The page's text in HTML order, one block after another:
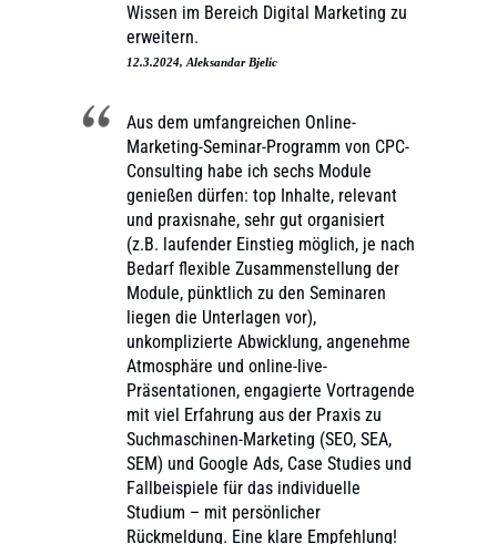
Wissen im Bereich Digital Marketing zu
erweitern.
12.3.2024, Aleksandar Bjelic
Aus dem umfangreichen Online-
Marketing-Seminar-Programm von CPC-
Consulting habe ich sechs Module
genießen dürfen: top Inhalte, relevant
und praxisnahe, sehr gut organisiert
(z.B. laufender Einstieg möglich, je nach
Bedarf flexible Zusammenstellung der
Module, pünktlich zu den Seminaren
liegen die Unterlagen vor),
unkomplizierte Abwicklung, angenehme
Atmosphäre und online-live-
Präsentationen, engagierte Vortragende
mit viel Erfahrung aus der Praxis zu
Suchmaschinen-Marketing (SEO, SEA,
SEM) und Google Ads, Case Studies und
Fallbeispiele für das individuelle
Studium – mit persönlicher
Rückmeldung. Eine klare Empfehlung!